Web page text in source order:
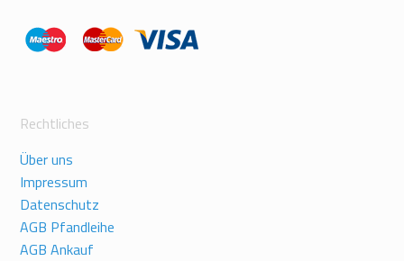
Rechtliches
Über uns
Impressum
Datenschutz
AGB Pfandleihe
AGB Ankauf